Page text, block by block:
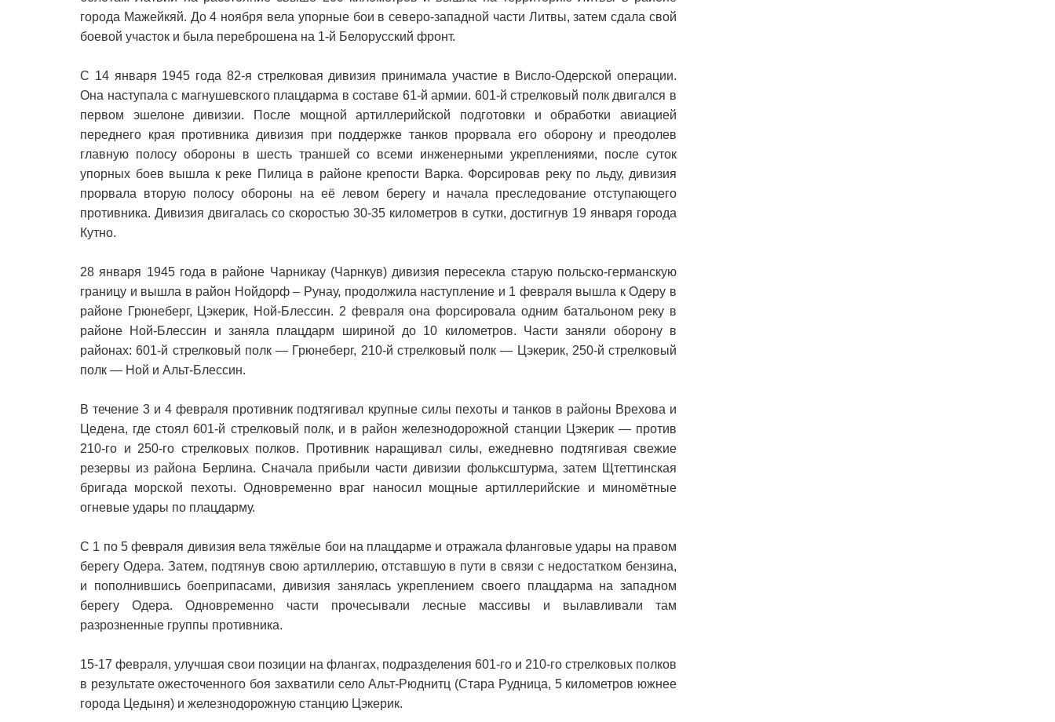
города Мажейкяй. До 4 ноября вела упорные бои в северо-западной части Литвы, затем сдала свой
боевой участок и была переброшена на 1-й Белорусский фронт.
С 14 января 1945 года 82-я стрелковая дивизия принимала участие в Висло-Одерской операции.
Она наступала с магнушевского плацдарма в составе 61-й армии. 601-й стрелковый полк двигался в
первом эшелоне дивизии. После мощной артиллерийской подготовки и обработки авиацией
переднего края противника дивизия при поддержке танков прорвала его оборону и преодолев
главную полосу обороны в шесть траншей со всеми инженерными укреплениями, после суток
упорных боев вышла к реке Пилица в районе крепости Варка. Форсировав реку по льду, дивизия
прорвала вторую полосу обороны на её левом берегу и начала преследование отступающего
противника. Дивизия двигалась со скоростью 30-35 километров в сутки, достигнув 19 января города
Кутно.
28 января 1945 года в районе Чарникау (Чарнкув) дивизия пересекла старую польско-германскую
границу и вышла в район Нойдорф – Рунау, продолжила наступление и 1 февраля вышла к Одеру в
районе Грюнеберг, Цэкерик, Ной-Блессин. 2 февраля она форсировала одним батальоном реку в
районе Ной-Блессин и заняла плацдарм шириной до 10 километров. Части заняли оборону в
районах: 601-й стрелковый полк — Грюнеберг, 210-й стрелковый полк — Цэкерик, 250-й стрелковый
полк — Ной и Альт-Блессин.
В течение 3 и 4 февраля противник подтягивал крупные силы пехоты и танков в районы Врехова и
Цедена, где стоял 601-й стрелковый полк, и в район железнодорожной станции Цэкерик — против
210-го и 250-го стрелковых полков. Противник наращивал силы, ежедневно подтягивая свежие
резервы из района Берлина. Сначала прибыли части дивизии фольксштурма, затем Щтеттинская
бригада морской пехоты. Одновременно враг наносил мощные артиллерийские и миномётные
огневые удары по плацдарму.
С 1 по 5 февраля дивизия вела тяжёлые бои на плацдарме и отражала фланговые удары на правом
берегу Одера. Затем, подтянув свою артиллерию, отставшую в пути в связи с недостатком бензина,
и пополнившись боеприпасами, дивизия занялась укреплением своего плацдарма на западном
берегу Одера. Одновременно части прочесывали лесные массивы и вылавливали там
разрозненные группы противника.
15-17 февраля, улучшая свои позиции на флангах, подразделения 601-го и 210-го стрелковых полков
в результате ожесточенного боя захватили село Альт-Рюднитц (Стара Рудница, 5 километров южнее
города Цедыня) и железнодорожную станцию Цэкерик.